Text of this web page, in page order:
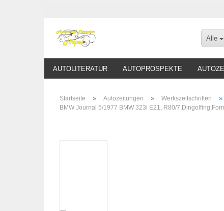
Alle
AUTOLITERATUR AUTOPROSPEKTE
Startseite » Autozeitungen » Werkszeitschriften »
BMW Journal 5/1977 BMW 323i E21, R80/